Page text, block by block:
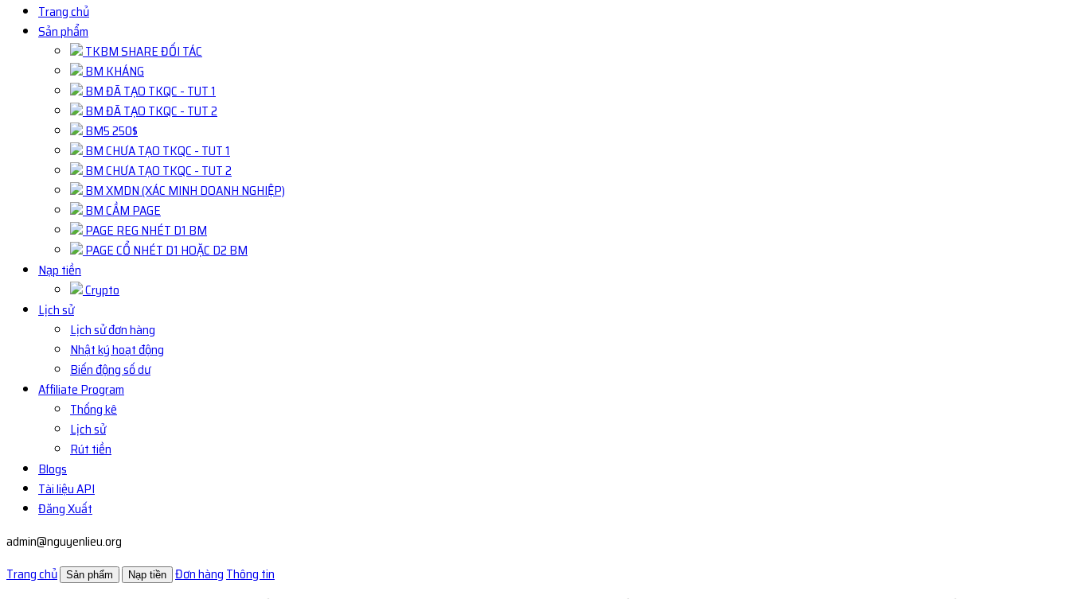
Trang chủ
Sản phẩm
TKBM SHARE ĐỐI TÁC
BM KHÁNG
BM ĐÃ TẠO TKQC - TUT 1
BM ĐÃ TẠO TKQC - TUT 2
BM5 250$
BM CHƯA TẠO TKQC - TUT 1
BM CHƯA TẠO TKQC - TUT 2
BM XMDN (XÁC MINH DOANH NGHIỆP)
BM CẦM PAGE
PAGE REG NHÉT D1 BM
PAGE CỔ NHÉT D1 HOẶC D2 BM
Nạp tiền
Crypto
Lịch sử
Lịch sử đơn hàng
Nhật ký hoạt động
Biến động số dư
Affiliate Program
Thống kê
Lịch sử
Rút tiền
Blogs
Tài liệu API
Đăng Xuất
admin@nguyenlieu.org
Trang chủ
Sản phẩm Nạp tiền Đơn hàng Thông tin